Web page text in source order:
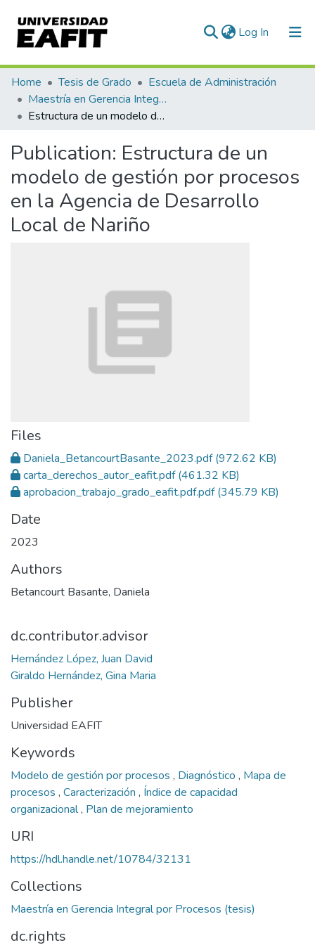
Log In (current)
Communities & Collections
All of DSpace
Home Tesis de Grado
Escuela de Administración
Maestría en Gerencia Integral por Procesos (tesis)
Estructura de un modelo de gestión por procesos en la Agencia de Desarrollo Local de Nariño
Publication: Estructura de un
modelo de gestión por procesos
en la Agencia de Desarrollo
Local de Nariño
Files
Daniela_BetancourtBasante_2023.pdf(972.62 KB)
carta_derechos_autor_eafit.pdf(461.32 KB)
aprobacion_trabajo_grado_eafit.pdf.pdf(345.79 KB)
Date
2023
Authors
Betancourt Basante, Daniela
dc.contributor.advisor
Hernández López, Juan David
Giraldo Hernández, Gina Maria
Publisher
Universidad EAFIT
Keywords
Modelo de gestión por procesos , Diagnóstico , Mapa de
procesos , Caracterización , Índice de capacidad
organizacional, Plan de mejoramiento
URI
https://hdl.handle.net/10784/32131
Collections
Maestría en Gerencia Integral por Procesos (tesis)
dc.rights